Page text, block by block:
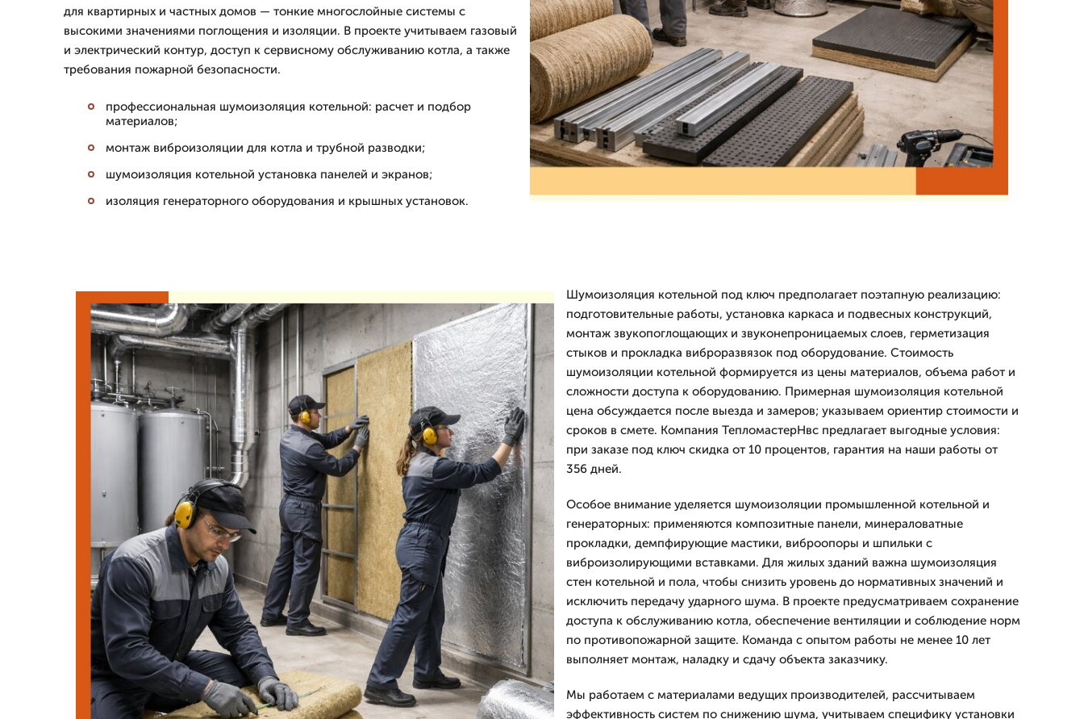
для квартирных и частных домов — тонкие многослойные системы с
высокими значениями поглощения и изоляции. В проекте учитываем газовый
и электрический контур, доступ к сервисному обслуживанию котла, а также
требования пожарной безопасности.
профессиональная шумоизоляция котельной: расчет и подбор
материалов;
монтаж виброизоляции для котла и трубной разводки;
шумоизоляция котельной установка панелей и экранов;
изоляция генераторного оборудования и крышных установок.
Шумоизоляция котельной под ключ предполагает поэтапную реализацию:
подготовительные работы, установка каркаса и подвесных конструкций,
монтаж звукопоглощающих и звуконепроницаемых слоев, герметизация
стыков и прокладка виброразвязок под оборудование. Стоимость
шумоизоляции котельной формируется из цены материалов, объема работ и
сложности доступа к оборудованию. Примерная шумоизоляция котельной
цена обсуждается после выезда и замеров; указываем ориентир стоимости и
сроков в смете. Компания ТепломастерНвс предлагает выгодные условия:
при заказе под ключ скидка от 10 процентов, гарантия на наши работы от
356 дней.
Особое внимание уделяется шумоизоляции промышленной котельной и
генераторных: применяются композитные панели, минераловатные
прокладки, демпфирующие мастики, виброопоры и шпильки с
виброизолирующими вставками. Для жилых зданий важна шумоизоляция
стен котельной и пола, чтобы снизить уровень до нормативных значений и
исключить передачу ударного шума. В проекте предусматриваем сохранение
доступа к обслуживанию котла, обеспечение вентиляции и соблюдение норм
по противопожарной защите. Команда с опытом работы не менее 10 лет
выполняет монтаж, наладку и сдачу объекта заказчику.
Мы работаем с материалами ведущих производителей, рассчитываем
эффективность систем по снижению шума, учитываем специфику установки